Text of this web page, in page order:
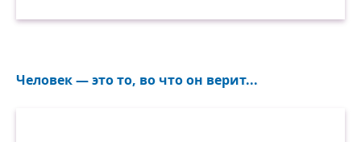
Человек — это то, во что он верит...